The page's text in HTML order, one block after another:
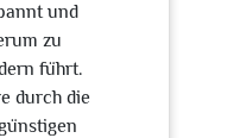
und
zu
führt.
durch die